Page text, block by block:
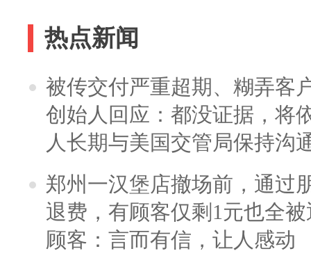
热点新闻
被传交付严重超期、糊弄客
创始人回应：都没证据，将
人长期与美国交管局保持沟
郑州一汉堡店撤场前，通过
退费，有顾客仅剩1元也全
顾客：言而有信，让人感动